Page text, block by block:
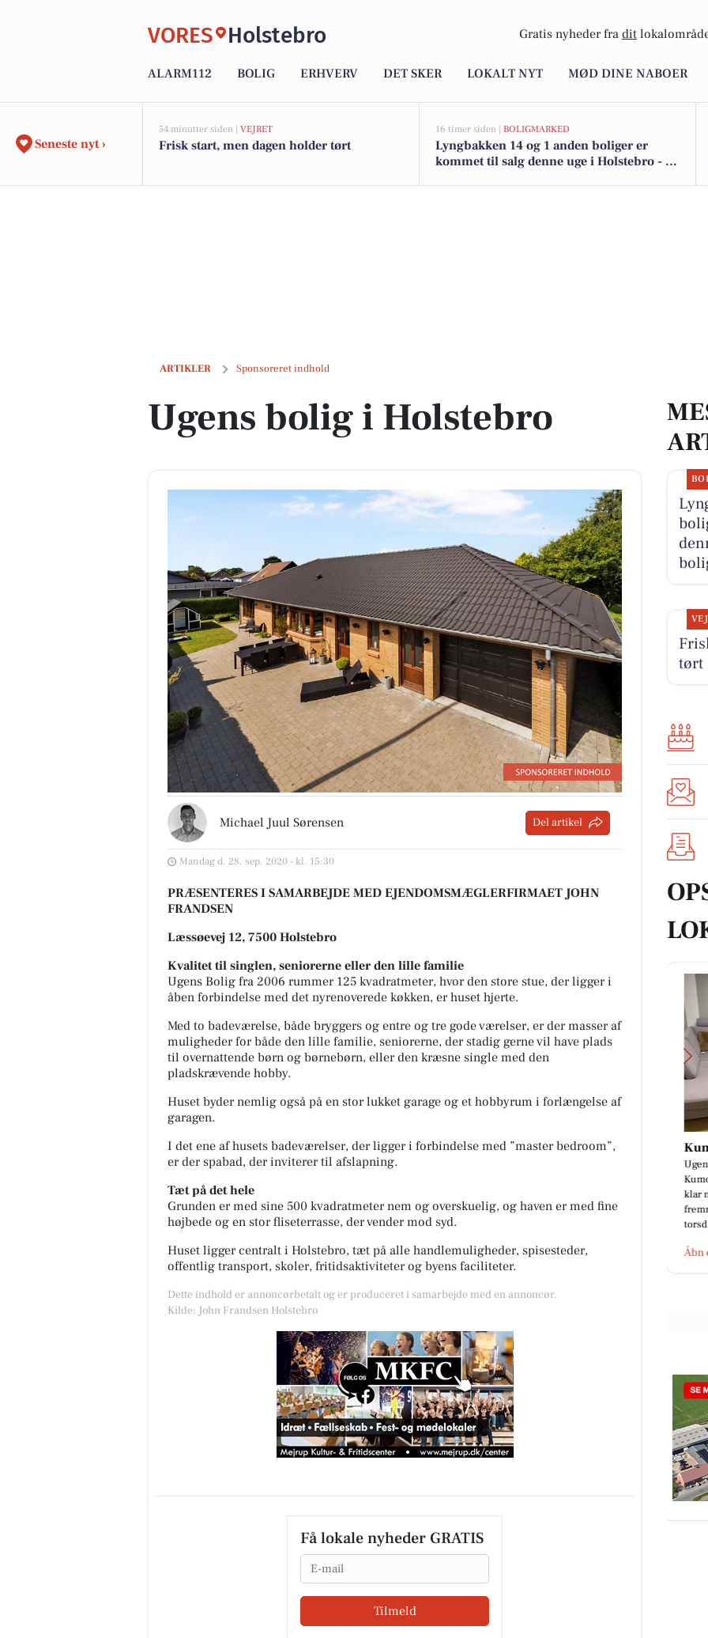
VORES Holstebro Gratis nyheder fra dit
ALARM112 BOLIG ERHVERV DET SKER LOKALT NYT MØD DINE NABOER
Seneste nyt ›
54 minutter siden | VEJRET
Frisk start, men dagen holder tørt
16 timer siden | BOLIGMARKED
Lyngbakken 14 og 1 anden boliger er
kommet til salg denne uge i Holstebro - se
ARTIKLER Sponsoreret indhold
Ugens bolig i Holstebro
Ugens bolig i Holstebro
Michael Juul Sørensen Del artikel
Mandag d. 28. sep. 2020 - kl. 15:30
PRÆSENTERES I SAMARBEJDE MED EJENDOMSMÆGLERFIRMAET JOHN
FRANDSEN
Læssøevej 12, 7500 Holstebro
Kvalitet til singlen, seniorerne eller den lille familie
Ugens Bolig fra 2006 rummer 125 kvadratmeter, hvor den store stue, der ligger i
åben forbindelse med det nyrenoverede køkken, er huset hjerte.
Med to badeværelse, både bryggers og entre og tre gode værelser, er der masser af
muligheder for både den lille familie, seniorerne, der stadig gerne vil have plads
til overnattende børn og børnebørn, eller den kræsne single med den
pladskrævende hobby.
Huset byder nemlig også på en stor lukket garage og et hobbyrum i forlængelse af
garagen.
I det ene af husets badeværelser, der ligger i forbindelse med ”master bedroom”,
er der spabad, der inviterer til afslapning.
Tæt på det hele
Grunden er med sine 500 kvadratmeter nem og overskuelig, og haven er med fine
højbede og en stor fliseterrasse, der vender mod syd.
Huset ligger centralt i Holstebro, tæt på alle handlemuligheder, spisesteder,
offentlig transport, skoler, fritidsaktiviteter og byens faciliteter.
Dette indhold er annoncørbetalt og er produceret i samarbejde med en annoncør.
Kilde: John Frandsen Holstebro
Få lokale nyheder GRATIS
Email
Tilmeld
tørt
Møblér med Kumo
Holstebro
Nyhed hos Møblér - mød Seed fra
Dunlopillo 🛏️✨ En ny sengeserie
skabt til dig, der ønsker høj
komfort, elegant design og e...
Åbn opslaget
Kumo Outlet
fremragende tilbud HVER uge
Åbn opslaget